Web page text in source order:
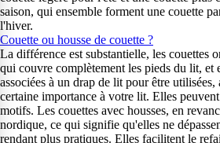
saison, qui ensemble forment une couette
l'hiver.
Couette ou housse de couette ?
La différence est substantielle, les couettes
qui couvre complètement les pieds du lit, et
associées à un drap de lit pour être
certaine importance à votre lit. Elles
motifs. Les couettes avec housses, en
nordique, ce qui signifie qu'elles ne
rendant plus pratiques. Elles facilitent le